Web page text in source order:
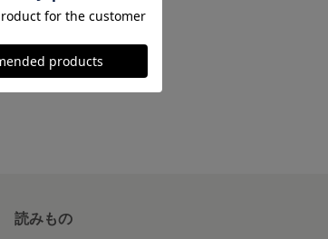
トールペイント カジュアルバッグ W34 cm×H25cm×D8cm A4収納可能
読みもの